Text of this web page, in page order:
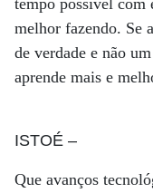
tempo possível com
melhor fazendo. Se
de verdade e não
aprende mais e
ISTOÉ –
Que avanços